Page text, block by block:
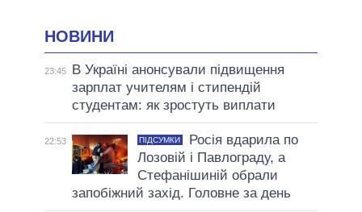
НОВИНИ
23:45
В Україні анонсували підвищення
зарплат учителям і стипендій
студентам: як зростуть виплати
22:53 ПІДСУМКИ
Росія вдарила по
Лозовій і Павлограду, а
Стефанішиній обрали
запобіжний захід. Головне за день